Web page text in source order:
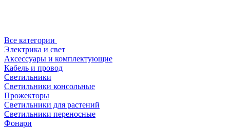
Все категории
Электрика и свет
Аксессуары и комплектующие
Кабель и провод
Светильники
Светильники консольные
Прожекторы
Светильники для растений
Светильники переносные
Фонари